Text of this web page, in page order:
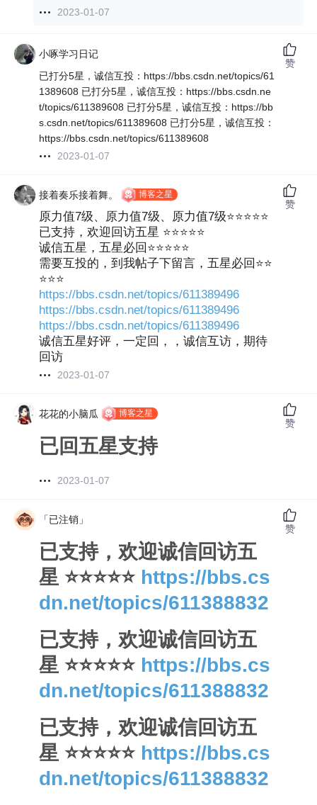
2023-01-07
小啄学习日记
已打分5星，诚信互投：https://bbs.csdn.net/topics/61
1389608 已打分5星，诚信互投：https://bbs.csdn.ne
t/topics/611389608 已打分5星，诚信互投：https://bb
s.csdn.net/topics/611389608 已打分5星，诚信互投：
https://bbs.csdn.net/topics/611389608
2023-01-07
赞
接着奏乐接着舞。 博客之星
原力值7级、原力值7级、原力值7级⭐⭐⭐⭐⭐
已支持，欢迎回访五星 ⭐⭐⭐⭐⭐
诚信五星，五星必回⭐⭐⭐⭐⭐
需要互投的，到我帖子下留言，五星必回⭐⭐
⭐⭐⭐
https://bbs.csdn.net/topics/611389496
https://bbs.csdn.net/topics/611389496
https://bbs.csdn.net/topics/611389496
诚信五星好评，一定回，，诚信互访，期待
回访
2023-01-07
赞
花花的小脑瓜 博客之星
已回五星支持
2023-01-07
赞
「已注销」
已支持，欢迎诚信回访五
星 ⭐⭐⭐⭐⭐ https://bbs.cs
dn.net/topics/611388832
已支持，欢迎诚信回访五
星 ⭐⭐⭐⭐⭐ https://bbs.cs
dn.net/topics/611388832
已支持，欢迎诚信回访五
星 ⭐⭐⭐⭐⭐ https://bbs.cs
dn.net/topics/611388832
赞